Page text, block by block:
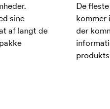
sine
af langt de
De
kommer
der